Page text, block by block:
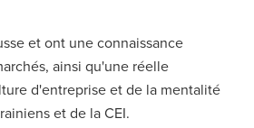
et ont une connaissance
ainsi qu'une réelle
d'entreprise et de la mentalité
et de la CEI.